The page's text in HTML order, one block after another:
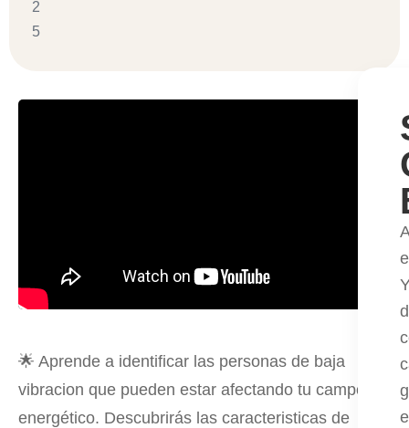
2
5
🌟 Aprende a identificar las personas de baja
vibracion que pueden estar afectando tu campo
energético. Descubrirás las caracteristicas de